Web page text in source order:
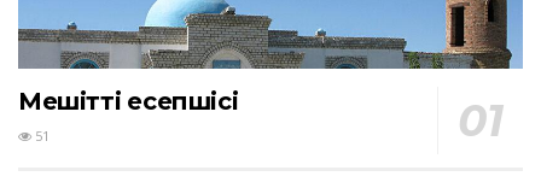
Мешіттің есепшісі
51